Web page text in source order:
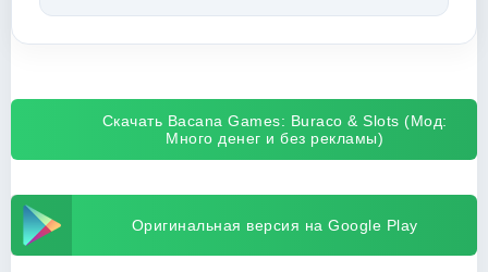
Скачать Bacana Games: Buraco & Slots (Мод:
Много денег и без рекламы)
Оригинальная версия на Google Play